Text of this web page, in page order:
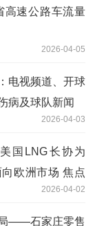
高速公路车流量
2026-04-05
电视频道、开球
病及球队新闻
2026-04-03
国LNG长协为
欧洲市场 焦点
2026-04-02
——石家庄零售